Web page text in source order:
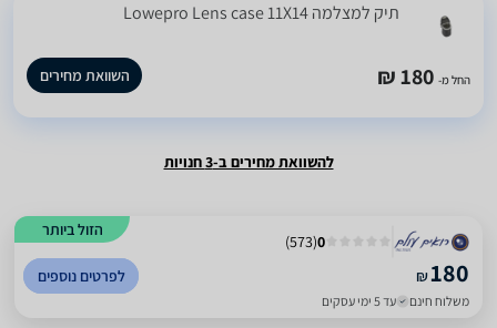
תיק למצלמה Lowepro Lens case 11X14
החל מ- 180 ₪ השוואת מחירים
להשוואת מחירים ב-3 חנויות
הזול ביותר
0
(
573
)
₪180
משלוח חינם עד 5 ימי עסקים
לפרטים נוספים